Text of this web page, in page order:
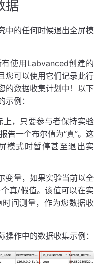
据
中的任何时候退出全屏模
有使用Labvanced创建的
您可以使用它们记录此行
的数据收集计划中！以下
例：
上，只要参与者保持实验
告一个布尔值为“真”。这
模式时暂停甚至退出实
变量，如果实验当前以全
真/假值。该值可以在实
间测量，作为您数据收
作中的数据收集示例：